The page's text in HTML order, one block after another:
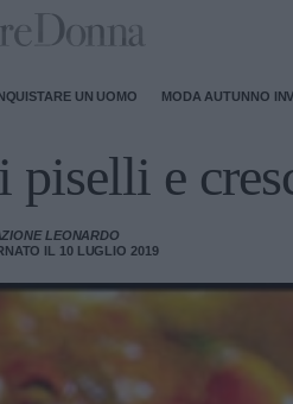
UN UOMO MODA AUTUNNO
piselli e
LEONARDO
IL 10 LUGLIO 2019